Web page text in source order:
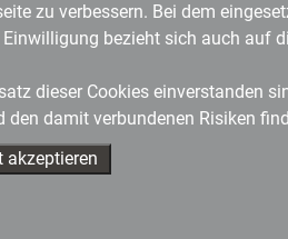
zu verbessern. Bei dem
bezieht sich auch auf
dieser Cookies einverstanden
den damit verbundenen Risiken
akzeptieren